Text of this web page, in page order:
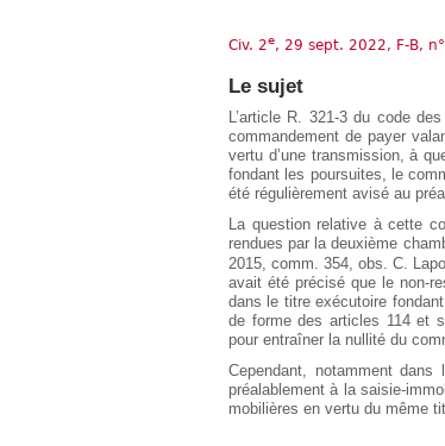
Civ. 2e, 29 sept. 2022, F-B,
Le sujet
L’article R. 321-3 du code
commandement de payer
vertu d’une transmission, à
fondant les poursuites, le
été régulièrement avisé au
La question relative à cette
rendues par la deuxième
2015, comm. 354, obs. C.
avait été précisé que le non-
dans le titre exécutoire
de forme des articles 114 et
pour entraîner la nullité du
Cependant, notamment
préalablement à la saisie-
mobilières en vertu du même